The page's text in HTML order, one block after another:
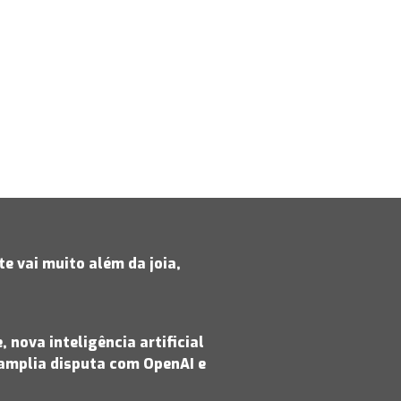
vai muito além da joia,
nova inteligência artificial
disputa com OpenAI e